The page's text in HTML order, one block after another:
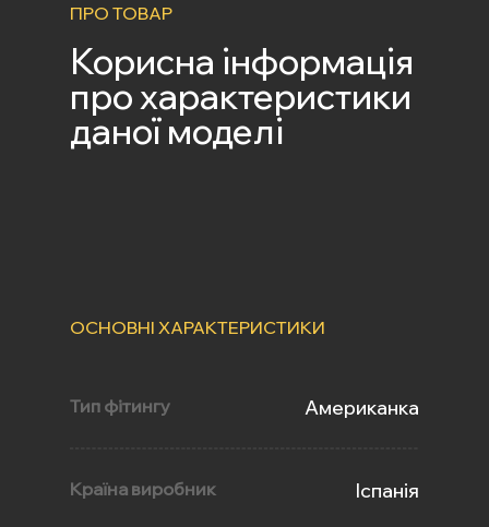
ПРО ТОВАР
Корисна інформація
про характеристики
даної моделі
ОСНОВНІ ХАРАКТЕРИСТИКИ
Тип фітингу Американка
Країна виробник Іспанія